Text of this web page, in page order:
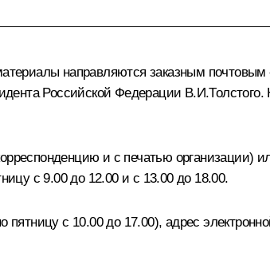
направляются заказным
Российской Федерации
и с печатью организации)
с 9.00 до 12.00 и с 13.00 до 18.00.
пятницу с 10.00 до 17.00), адрес